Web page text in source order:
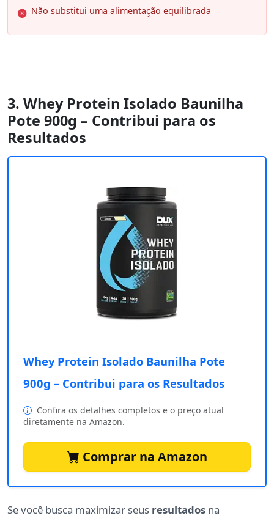
Não substitui uma alimentação equilibrada
3. Whey Protein Isolado Baunilha
Pote 900g – Contribui para os
Resultados
Whey Protein Isolado Baunilha Pote
900g – Contribui para os Resultados
Confira os detalhes completos e o preço atual
diretamente na Amazon.
Comprar na Amazon
Se você busca maximizar seus resultados na